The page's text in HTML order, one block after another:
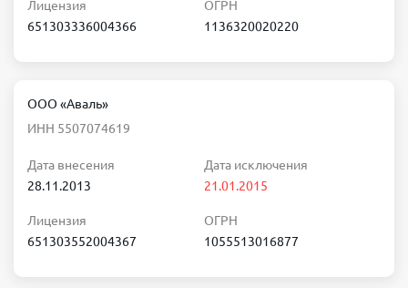
Лицензия
651303336004366
ОГРН
1136320020220
ООО «Аваль»
ИНН 5507074619
Дата внесения
28.11.2013
Дата исключения
21.01.2015
Лицензия
651303552004367
ОГРН
1055513016877